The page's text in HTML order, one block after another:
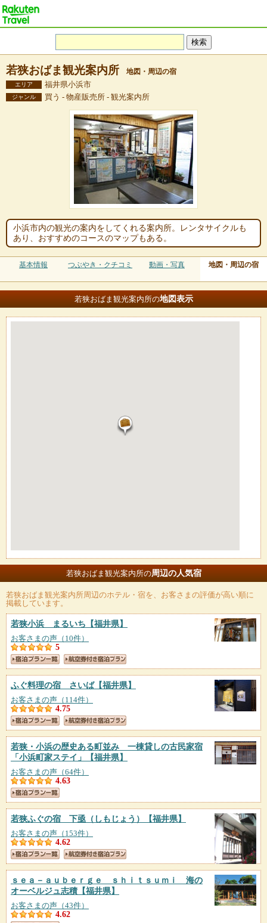
若狭おばま観光案内所 地図・周辺の宿
エリア 福井県小浜市
ジャンル 買う - 物産販売所 - 観光案内所
小浜市内の観光の案内をしてくれる案内所。レンタサイクルも
あり、おすすめのコースのマップもある。
基本情報 つぶやき・クチコミ 動画・写真 地図・周辺の宿
若狭おばま観光案内所の地図表示
若狭おばま観光案内所の周辺の人気宿
若狭おばま観光案内所周辺のホテル・宿を、お客さまの評価が高い順に
掲載しています。
若狭小浜 まるいち 【福井県】
お客さまの声（10件）
5
ふぐ料理の宿 さいば【福井県】
お客さまの声（114件）
4.75
若狭・小浜の歴史ある町並み 一棟貸しの古民家宿
「小浜町家ステイ」
【福井県】
お客さまの声（64件）
4.63
若狭ふぐの宿 下亟（しもじょう） 【福井県】
お客さまの声（153件）
4.62
ｓｅａ－ａｕｂｅｒｇｅ ｓｈｉｔｓｕｍｉ 海の
オーベルジュ志積 【福井県】
お客さまの声（43件）
4.62